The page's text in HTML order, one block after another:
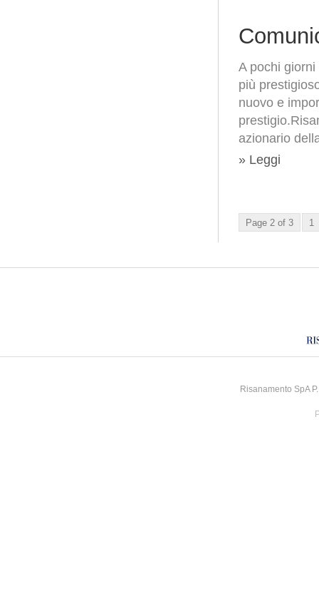
A pochi giorni
più
nuovo e
azionario
» Leggi
Page 2 of 3 1
Risanamento SpA